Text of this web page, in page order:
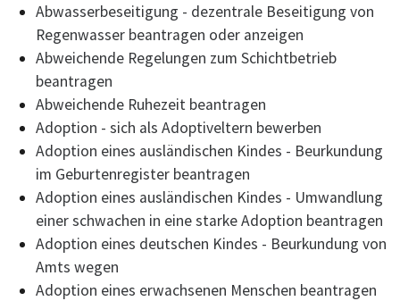
Abwasserbeseitigung - dezentrale Beseitigung von
Regenwasser beantragen oder anzeigen
Abweichende Regelungen zum Schichtbetrieb
beantragen
Abweichende Ruhezeit beantragen
Adoption - sich als Adoptiveltern bewerben
Adoption eines ausländischen Kindes - Beurkundung
im Geburtenregister beantragen
Adoption eines ausländischen Kindes - Umwandlung
einer schwachen in eine starke Adoption beantragen
Adoption eines deutschen Kindes - Beurkundung von
Amts wegen
Adoption eines erwachsenen Menschen beantragen